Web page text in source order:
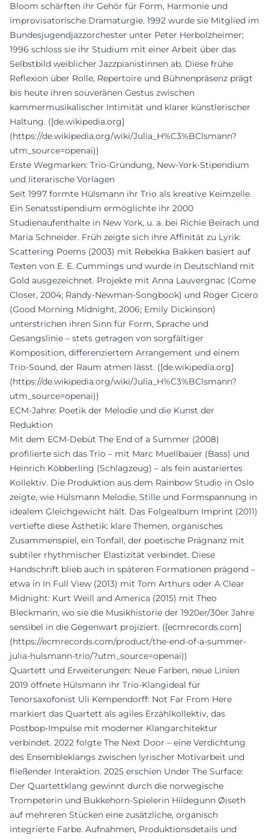
Bloom schärften ihr Gehör für Form, Harmonie und
improvisatorische Dramaturgie. 1992 wurde sie Mitglied im
Bundesjugendjazzorchester unter Peter Herbolzheimer;
1996 schloss sie ihr Studium mit einer Arbeit über das
Selbstbild weiblicher Jazzpianistinnen ab. Diese frühe
Reflexion über Rolle, Repertoire und Bühnenpräsenz prägt
bis heute ihren souveränen Gestus zwischen
kammermusikalischer Intimität und klarer künstlerischer
Haltung. ([de.wikipedia.org]
(https://de.wikipedia.org/wiki/Julia_H%C3%BClsmann?
utm_source=openai))
Erste Wegmarken: Trio-Gründung, New-York-Stipendium
und literarische Vorlagen
Seit 1997 formte Hülsmann ihr Trio als kreative Keimzelle.
Ein Senatsstipendium ermöglichte ihr 2000
Studienaufenthalte in New York, u. a. bei Richie Beirach und
Maria Schneider. Früh zeigte sich ihre Affinität zu Lyrik:
Scattering Poems (2003) mit Rebekka Bakken basiert auf
Texten von E. E. Cummings und wurde in Deutschland mit
Gold ausgezeichnet. Projekte mit Anna Lauvergnac (Come
Closer, 2004; Randy-Newman-Songbook) und Roger Cicero
(Good Morning Midnight, 2006; Emily Dickinson)
unterstrichen ihren Sinn für Form, Sprache und
Gesangslinie – stets getragen von sorgfältiger
Komposition, differenziertem Arrangement und einem
Trio-Sound, der Raum atmen lässt. ([de.wikipedia.org]
(https://de.wikipedia.org/wiki/Julia_H%C3%BClsmann?
utm_source=openai))
ECM-Jahre: Poetik der Melodie und die Kunst der
Reduktion
Mit dem ECM-Debüt The End of a Summer (2008)
profilierte sich das Trio – mit Marc Muellbauer (Bass) und
Heinrich Köbberling (Schlagzeug) – als fein austariertes
Kollektiv. Die Produktion aus dem Rainbow Studio in Oslo
zeigte, wie Hülsmann Melodie, Stille und Formspannung in
idealem Gleichgewicht hält. Das Folgealbum Imprint (2011)
vertiefte diese Ästhetik: klare Themen, organisches
Zusammenspiel, ein Tonfall, der poetische Prägnanz mit
subtiler rhythmischer Elastizität verbindet. Diese
Handschrift blieb auch in späteren Formationen prägend –
etwa in In Full View (2013) mit Tom Arthurs oder A Clear
Midnight: Kurt Weill and America (2015) mit Theo
Bleckmann, wo sie die Musikhistorie der 1920er/30er Jahre
sensibel in die Gegenwart projiziert. ([ecmrecords.com]
(https://ecmrecords.com/product/the-end-of-a-summer-
julia-hulsmann-trio/?utm_source=openai))
Quartett und Erweiterungen: Neue Farben, neue Linien
2019 öffnete Hülsmann ihr Trio-Klangideal für
Tenorsaxofonist Uli Kempendorff: Not Far From Here
markiert das Quartett als agiles Erzählkollektiv, das
Postbop-Impulse mit moderner Klangarchitektur
verbindet. 2022 folgte The Next Door – eine Verdichtung
des Ensembleklangs zwischen lyrischer Motivarbeit und
fließender Interaktion. 2025 erschien Under The Surface:
Der Quartettklang gewinnt durch die norwegische
Trompeterin und Bukkehorn-Spielerin Hildegunn Øiseth
auf mehreren Stücken eine zusätzliche, organisch
integrierte Farbe. Aufnahmen, Produktionsdetails und